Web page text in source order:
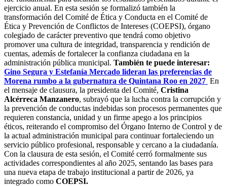
ejercicio anual. En esta sesión se formalizó también la
transformación del Comité de Ética y Conducta en el Comité de
Ética y Prevención de Conflictos de Intereses (COEPSI), órgano
colegiado de carácter preventivo que tendrá como objetivo
promover una cultura de integridad, transparencia y rendición de
cuentas, además de fortalecer la confianza ciudadana en la
administración pública municipal. También te puede interesar:
Gino Segura y Estefanía Mercado lideran las preferencias de
Morena rumbo a la gubernatura de Quintana Roo en 2027 En
el mensaje de clausura, la presidenta del Comité, Cristina
Alcérreca Manzanero, subrayó que la lucha contra la corrupción y
la prevención de conductas indebidas son procesos permanentes que
requieren constancia, unidad y un firme apego a los principios
éticos, reiterando el compromiso del Órgano Interno de Control y de
la actual administración municipal para continuar fortaleciendo un
servicio público profesional, responsable y cercano a la ciudadanía.
Con la clausura de esta sesión, el Comité cerró formalmente sus
actividades correspondientes al año 2025, sentando las bases para
una nueva etapa de trabajo institucional a partir de 2026, ya
integrado como COEPSI.